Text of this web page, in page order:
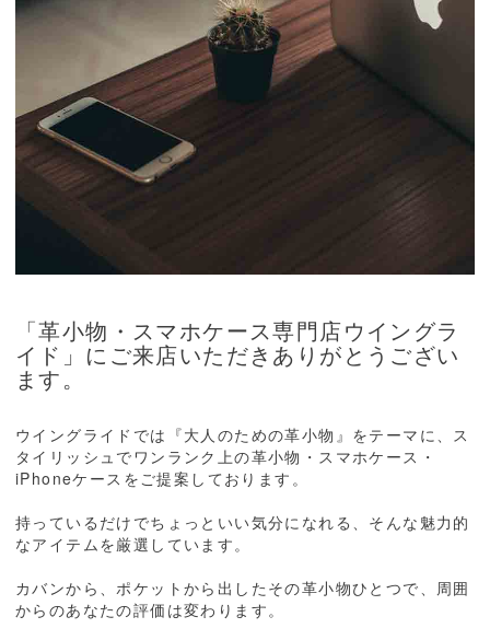
「革小物・スマホケース専門店ウイングラ
イド」にご来店いただきありがとうござい
ます。
ウイングライドでは『大人のための革小物』をテーマに、ス
タイリッシュでワンランク上の革小物・スマホケース・
iPhoneケースをご提案しております。
持っているだけでちょっといい気分になれる、そんな魅力的
なアイテムを厳選しています。
カバンから、ポケットから出したその革小物ひとつで、周囲
からのあなたの評価は変わります。